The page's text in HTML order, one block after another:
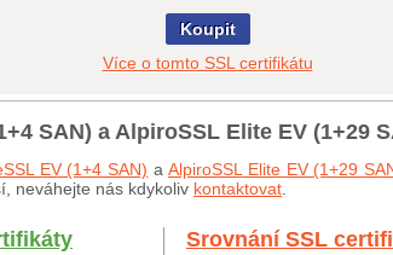
Koupit
Více o tomto SSL certifikátu
SAN) a AlpiroSSL Elite EV (1+29
EV (1+4 SAN) a AlpiroSSL Elite EV (1+29
neváhejte nás kdykoliv kontaktovat
Srovnání SSL